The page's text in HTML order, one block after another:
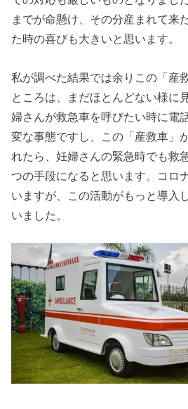
までが命懸け、その分産まれて来
た時の喜びも大きいと思います。
私が調べた結果では余りこの「産
ところは、まだほとんどない様に
婦さんが救急車を呼びたい時に電
変な事態ですし、この「産救車」
れたら、妊婦さんの緊急時でも救
つの手段になると思います。コロ
いますが、この活動がもっと導入
いました。